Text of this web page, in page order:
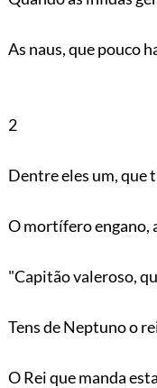
As naus, que pouco
2
Dentre eles um, que
O mortífero engano,
"Capitão valeroso,
Tens de Neptuno o
O Rei que manda